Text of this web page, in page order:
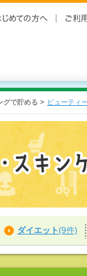
グで貯める > ビューティ
ダイエット(9件)